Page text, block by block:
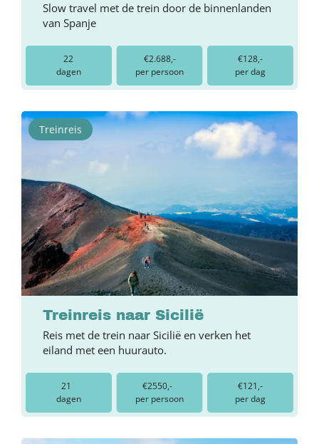
Slow travel met de trein door de binnenlanden
van Spanje
22
dagen
€2.688,-
per persoon
€128,-
per dag
Treinreis
Treinreis naar Sicilië
Reis met de trein naar Sicilië en verken het
eiland met een huurauto.
21
dagen
€2550,-
per persoon
€121,-
per dag